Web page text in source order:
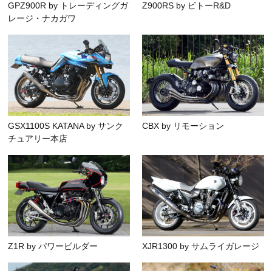
GPZ900R by トレーディングガ
レージ・ナカガワ
Z900RS by ビトーR&D
GSX1100S KATANA by サンク
チュアリー本店
CBX by リモーション
Z1R by パワービルダー XJR1300 by サムライガレージ